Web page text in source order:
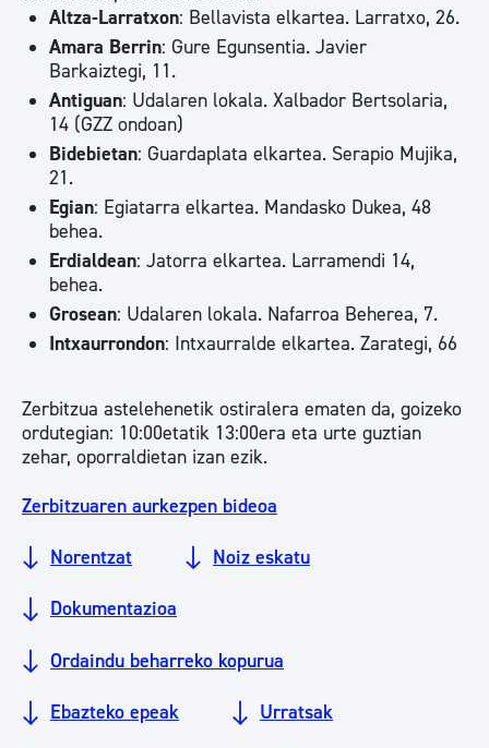
Altza-Larratxon: Bellavista elkartea. Larratxo, 26.
Amara Berrin: Gure Egunsentia. Javier
Barkaiztegi, 11.
Antiguan: Udalaren lokala. Xalbador Bertsolaria,
14 (GZZ ondoan)
Bidebietan: Guardaplata elkartea. Serapio Mujika,
21.
Egian: Egiatarra elkartea. Mandasko Dukea, 48
behea.
Erdialdean: Jatorra elkartea. Larramendi 14,
behea.
Grosean: Udalaren lokala. Nafarroa Beherea, 7.
Intxaurrondon: Intxaurralde elkartea. Zarategi, 66
Zerbitzua astelehenetik ostiralera ematen da, goizeko
ordutegian: 10:00etatik 13:00era eta urte guztian
zehar, oporraldietan izan ezik.
Zerbitzuaren aurkezpen bideoa
Norentzat Noiz eskatu
Dokumentazioa
Ordaindu beharreko kopurua
Ebazteko epeak Urratsak